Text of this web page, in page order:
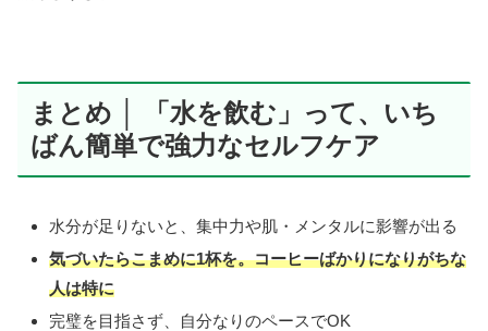
まとめ │ 「水を飲む」って、いち
ばん簡単で強力なセルフケア
水分が足りないと、集中力や肌・メンタルに影響が出る
気づいたらこまめに1杯を。コーヒーばかりになりがちな
人は特に
完璧を目指さず、自分なりのペースでOK